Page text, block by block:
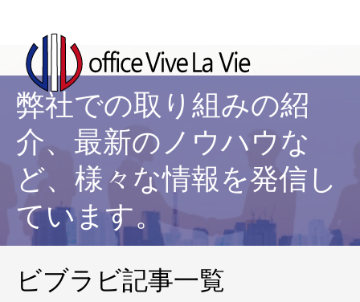
弊社での取り組みの紹
介、最新のノウハウな
ど、様々な情報を発信し
ています。
ビブラビ記事一覧